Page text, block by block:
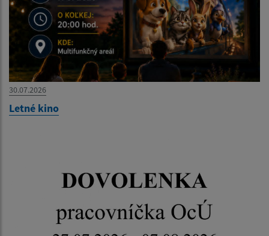
30.07.2026
Letné kino